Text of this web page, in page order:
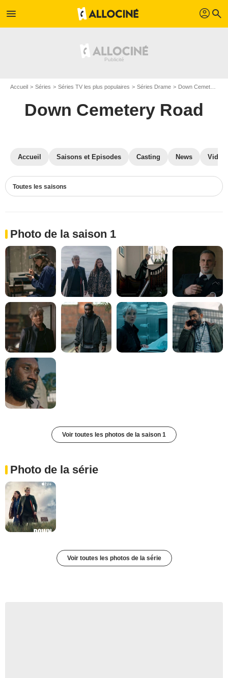
menu profil search
Accueil Séries Séries TV les plus populaires Séries Drame Down Cemetery Road
Down Cemetery Road
Accueil Saisons et Episodes Casting News
Toutes les saisons
Photo de la saison 1
Voir toutes les photos de la saison 1
Photo de la série
Voir toutes les photos de la série